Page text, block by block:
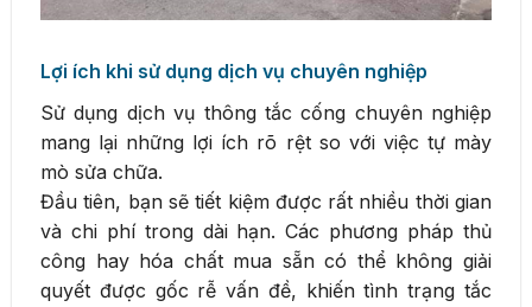
Lợi ích khi sử dụng dịch vụ chuyên nghiệp
Sử dụng dịch vụ thông tắc cống chuyên nghiệp
mang lại những lợi ích rõ rệt so với việc tự mày
mò sửa chữa.
Đầu tiên, bạn sẽ tiết kiệm được rất nhiều thời gian
và chi phí trong dài hạn. Các phương pháp thủ
công hay hóa chất mua sẵn có thể không giải
quyết được gốc rễ vấn đề, khiến tình trạng tắc